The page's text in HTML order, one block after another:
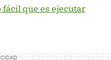
fácil que es ejecutar